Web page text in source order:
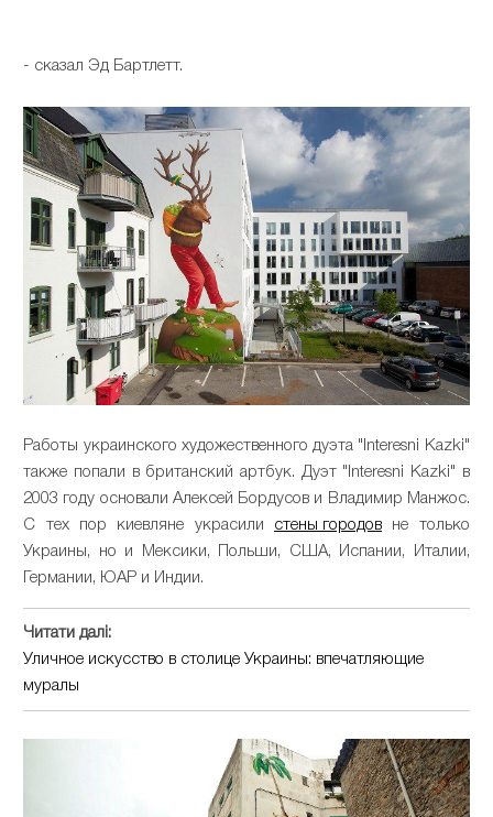
- сказал Эд Бартлетт.
Работы украинского художественного дуэта "Interesni Kazki"
также попали в британский артбук. Дуэт "Interesni Kazki" в
2003 году основали Алексей Бордусов и Владимир Манжос.
С тех пор киевляне украсили стены городов не только
Украины, но и Мексики, Польши, США, Испании, Италии,
Германии, ЮАР и Индии.
Читати далі:
Уличное искусство в столице Украины: впечатляющие
муралы